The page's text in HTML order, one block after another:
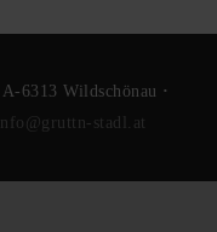
A-6313 Wildschönau ·
info@gruttn-stadl.at